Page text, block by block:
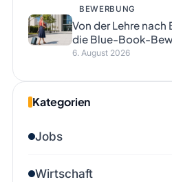
BEWERBUNG
Von der Lehre
die Blue-Book-
6. August 2026
Kategorien
Jobs
Wirtschaft